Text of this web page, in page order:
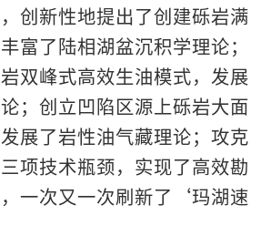
创新性地提出了创建砾岩满
富了陆相湖盆沉积学理论；
双峰式高效生油模式，发展
；创立凹陷区源上砾岩大面
展了岩性油气藏理论；攻克
项技术瓶颈，实现了高效勘
一次又一次刷新了‘玛湖速